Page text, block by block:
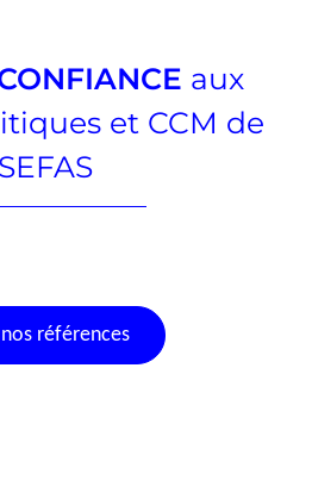
aux
et CCM de
SEFAS
références